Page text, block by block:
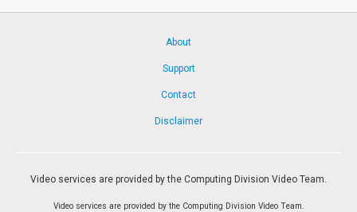
About
Support
Contact
Disclaimer
Video services are provided by the Computing Division Video Team.
Video services are provided by the Computing Division Video Team.